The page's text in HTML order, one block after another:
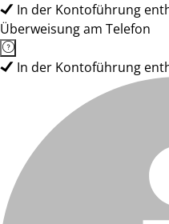
In der Kontoführung
Überweisung am Telefon
In der Kontoführung